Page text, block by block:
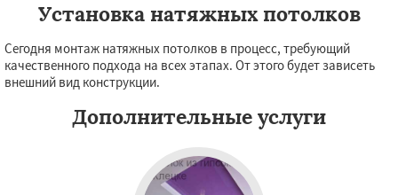
Установка натяжных потолков
Сегодня монтаж натяжных потолков в процесс, требующий
качественного подхода на всех этапах. От этого будет зависеть
внешний вид конструкции.
Дополнительные услуги